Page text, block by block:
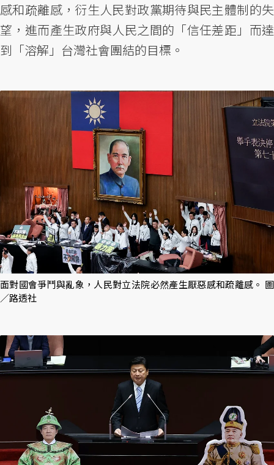
感和疏離感，衍生人民對政黨期待與民主體制的失
望，進而產生政府與人民之間的「信任差距」而達
到「溶解」台灣社會團結的目標。
面對國會爭鬥與亂象，人民對立法院必然產生厭惡感和疏離感。 圖
／路透社